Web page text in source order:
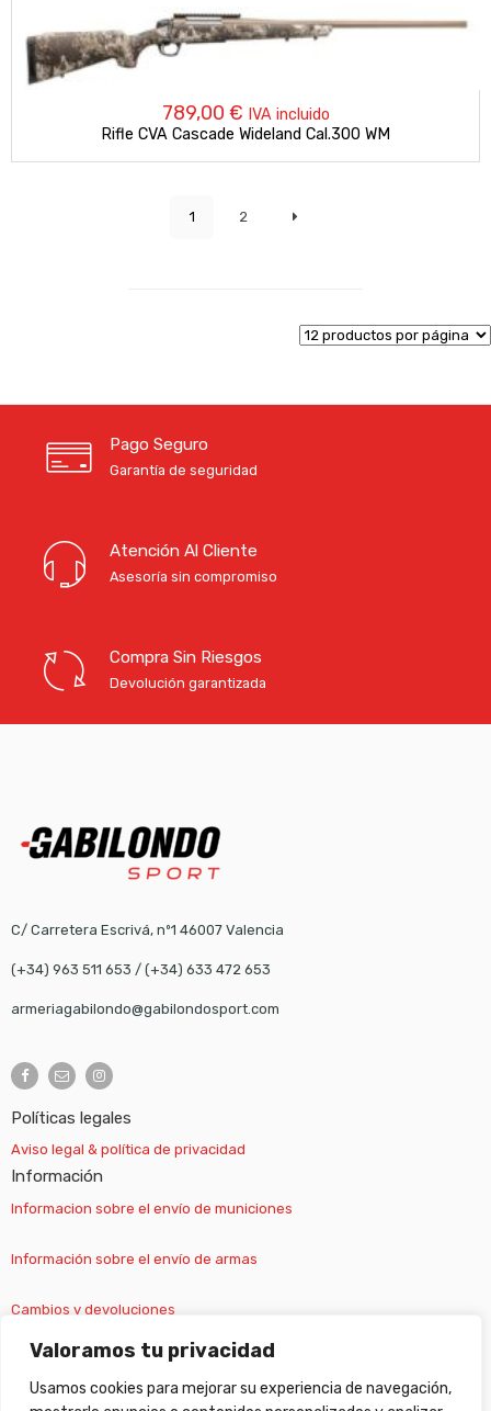
Valoramos tu privacidad
Usamos cookies para mejorar su experiencia de navegación,
789,00 € IVA incluido
Rifle CVA Cascade Wideland Cal.300 WM
1 2
Pago Seguro
Garantía de seguridad
Atención Al Cliente
Asesoría sin compromiso
Compra Sin Riesgos
Devolución garantizada
C/ Carretera Escrivá, nº1 46007 Valencia
(+34) 963 511 653 / (+34) 633 472 653
armeriagabilondo@gabilondosport.com
Políticas legales
Aviso legal & política de privacidad
Información
Informacion sobre el envío de municiones
Información sobre el envío de armas
Cambios y devoluciones